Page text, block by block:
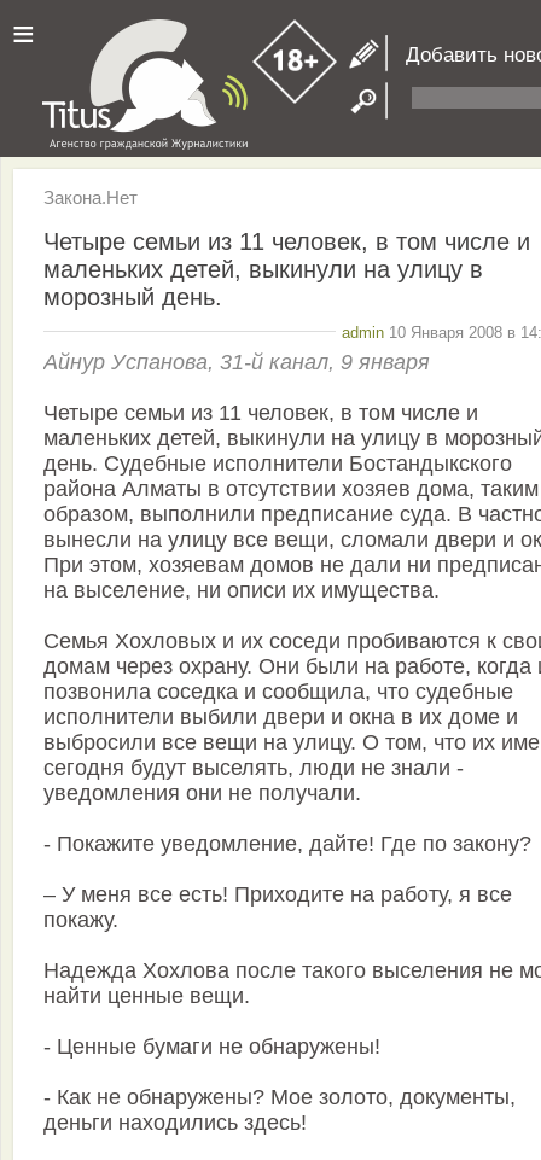
≡ Добавить
Закона.Нет
Четыре семьи из 11 человек, в том числе и
маленьких детей, выкинули на улицу в
морозный день.
admin 10 Января 2008 в
Айнур Успанова, 31-й канал, 9 января
Четыре семьи из 11 человек, в том числе и
маленьких детей, выкинули на улицу в
день. Судебные исполнители Бостандыкского
района Алматы в отсутствии хозяев дома, таким
образом, выполнили предписание суда. В
вынесли на улицу все вещи, сломали двери и
При этом, хозяевам домов не дали ни
на выселение, ни описи их имущества.
Семья Хохловых и их соседи пробиваются к
домам через охрану. Они были на работе, когда
позвонила соседка и сообщила, что судебные
исполнители выбили двери и окна в их доме и
выбросили все вещи на улицу. О том, что их
сегодня будут выселять, люди не знали -
уведомления они не получали.
- Покажите уведомление, дайте! Где по закону?
– У меня все есть! Приходите на работу, я все
покажу.
Надежда Хохлова после такого выселения не
найти ценные вещи.
- Ценные бумаги не обнаружены!
- Как не обнаружены? Мое золото, документы,
деньги находились здесь!